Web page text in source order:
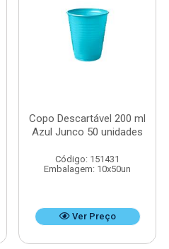
Copo Descartável 200 ml
Azul Junco 50 unidades
Código: 151431
Embalagem: 10x50un
Ver Preço